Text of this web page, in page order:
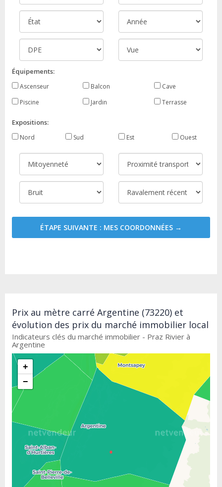
Équipements:
Ascenseur Balcon
Cave
Piscine
Jardin Terrasse
Expositions:
Nord Sud Est Ouest
ÉTAPE SUIVANTE : MES COORDONNÉES →
Prix au mètre carré Argentine (73220) et
évolution des prix du marché immobilier local
Indicateurs clés du marché immobilier - Praz Rivier à
Argentine
+
−